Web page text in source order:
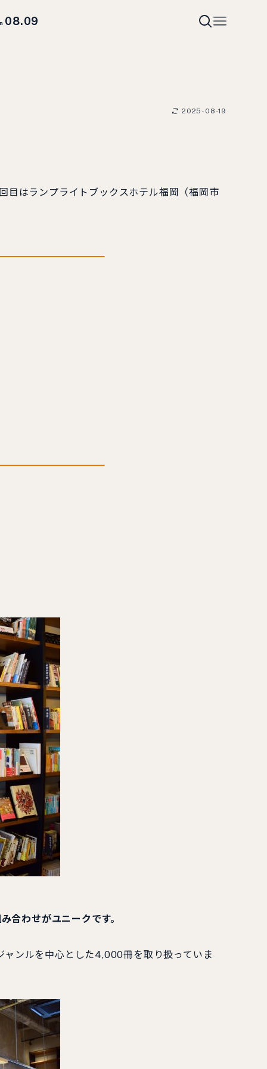
08.09
2025-08-19
はランプライトブックスホテル福岡（福岡市
わせがユニークです。
ンルを中心とした4,000冊を取り扱っていま